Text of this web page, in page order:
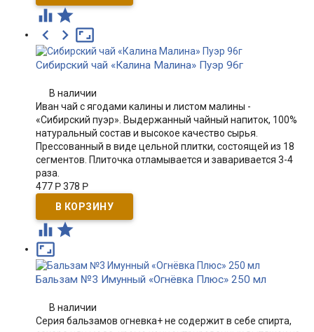
 

 
Сибирский чай «Калина Малина» Пуэр 96г
В наличии
Иван чай с ягодами калины и листом малины -
«Сибирский пуэр». Выдержанный чайный напиток, 100%
натуральный состав и высокое качество сырья.
Прессованный в виде цельной плитки, состоящей из 18
сегментов. Плиточка отламывается и заваривается 3-4
раза.
477 Р 378 Р
 

Бальзам №3 Имунный «Огнёвка Плюс» 250 мл
В наличии
Серия бальзамов огневка+ не содержит в себе спирта,